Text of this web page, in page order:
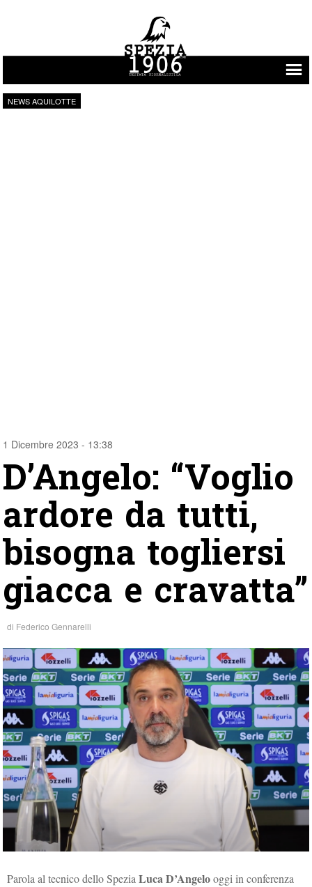
Vai al contenuto
NEWS AQUILOTTE
1 Dicembre 2023 - 13:38
D’Angelo: “Voglio
ardore da tutti,
bisogna togliersi
giacca e cravatta”
di Federico Gennarelli
Parola al tecnico dello SpeziaLuca D’Angelooggi in conferenza